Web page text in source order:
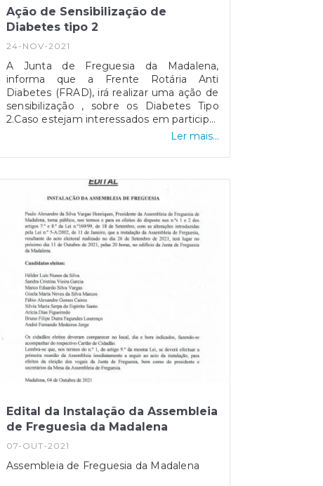
Ação de Sensibilização de
Diabetes tipo 2
24-NOV-2021
A Junta de Freguesia da Madalena,
informa que a Frente Rotária Anti
Diabetes (FRAD), irá realizar uma ação de
sensibilização , sobre os Diabetes Tipo
2.Caso estejam interessados em participar
nesta ação devem manifestar essa
Ler mais...
Edital da Instalação da Assembleia
de Freguesia da Madalena
07-OUT-2021
Assembleia de Freguesia da Madalena